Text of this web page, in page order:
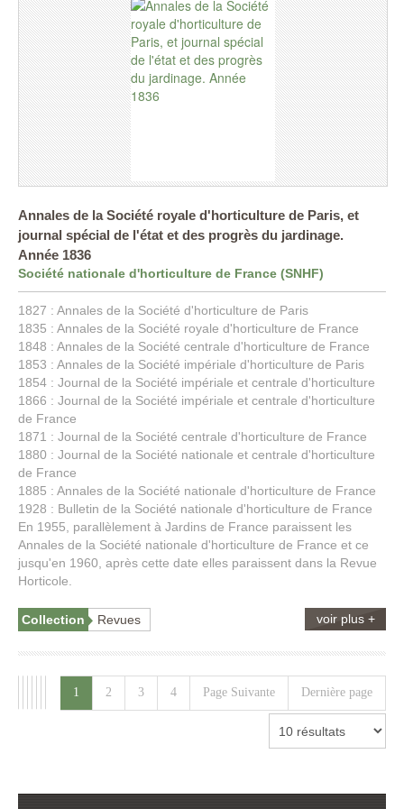
Annales de la Société royale d'horticulture de Paris, et
journal spécial de l'état et des progrès du jardinage.
Année 1836
Société nationale d'horticulture de France (SNHF)
1827 : Annales de la Société d'horticulture de Paris
1835 : Annales de la Société royale d'horticulture de France
1848 : Annales de la Société centrale d'horticulture de France
1853 : Annales de la Société impériale d'horticulture de Paris
1854 : Journal de la Société impériale et centrale d'horticulture
1866 : Journal de la Société impériale et centrale d'horticulture
de France
1871 : Journal de la Société centrale d'horticulture de France
1880 : Journal de la Société nationale et centrale d'horticulture
de France
1885 : Annales de la Société nationale d'horticulture de France
1928 : Bulletin de la Société nationale d'horticulture de France
En 1955, parallèlement à Jardins de France paraissent les
Annales de la Société nationale d'horticulture de France et ce
jusqu'en 1960, après cette date elles paraissent dans la Revue
Horticole.
Collection Revues voir plus +
1 2 3 4 Page Suivante Dernière page